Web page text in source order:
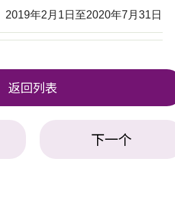
2019年2月1日至2020年7月31日
返回列表
下一个